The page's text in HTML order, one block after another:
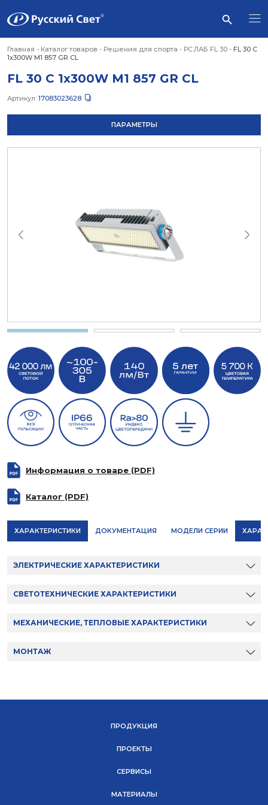
Главная - Каталог товаров - Решения для спорта - РС.ЛАБ FL 30 - FL 30 C
1x300W M1 857 GR CL
FL 30 C 1x300W M1 857 GR CL
Артикул: 17083023628
ПАРАМЕТРЫ
Информация о товаре (PDF)
Каталог (PDF)
ХАРАКТЕРИСТИКИ ДОКУМЕНТАЦИЯ МОДЕЛИ СЕРИИ
ЭЛЕКТРИЧЕСКИЕ ХАРАКТЕРИСТИКИ
СВЕТОТЕХНИЧЕСКИЕ ХАРАКТЕРИСТИКИ
МЕХАНИЧЕСКИЕ, ТЕПЛОВЫЕ ХАРАКТЕРИСТИКИ
МОНТАЖ
ПРОДУКЦИЯ
ПРОЕКТЫ
СЕРВИСЫ
МАТЕРИАЛЫ